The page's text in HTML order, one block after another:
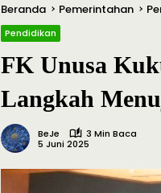
Beranda Pemerintahan
Pendidikan
FK Unusa
Langkah
BeJe
3 Min Baca
5 Juni 2025